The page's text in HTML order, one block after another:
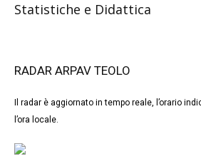
Statistiche e Didattica
RADAR ARPAV TEOLO
Il radar è aggiornato in tempo reale, l’orario
l’ora locale.